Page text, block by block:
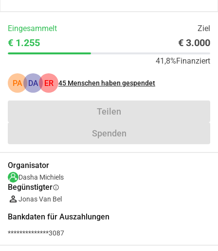
Eingesammelt Ziel
€ 1.255 € 3.000
41,8%Finanziert
PA DA ER 45 Menschen haben gespendet
Teilen
Spenden
Organisator
Dasha Michiels
Begünstigterinfo
Jonas Van Bel
Bankdaten für Auszahlungen
**************3087